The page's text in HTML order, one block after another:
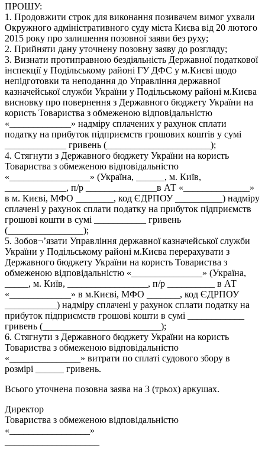
ПРОШУ:
1. Продовжити строк для виконання позивачем вимог ухвали
Окружного адміністративного суду міста Києва від 20 лютого
2015 року про залишення позовної заяви без руху;
2. Прийняти дану уточнену позовну заяву до розгляду;
3. Визнати протиправною бездіяльність Державної податкової
інспекції у Подільському районі ГУ ДФС у м.Києві щодо
непідготовки та неподання до Управління державної
казначейської служби України у Подільському районі м.Києва
висновку про повернення з Державного бюджету України на
користь Товариства з обмеженою відповідальністю
«_____________» надміру сплачених у рахунок сплати
податку на прибуток підприємств грошових коштів у сумі
_____________ гривень (______________________);
4. Стягнути з Державного бюджету України на користь
Товариства з обмеженою відповідальністю
«_________________» (Україна, ______, м. Київ,
_____________, п/р _______________в АТ «______________»
в м. Києві, МФО ________, код ЄДРПОУ __________) надміру
сплачені у рахунок сплати податку на прибуток підприємств
грошові кошти в сумі ___________ гривень
(________________);
5. Зобов¬ʼязати Управління державної казначейської служби
України у Подільському районі м.Києва перерахувати з
Державного бюджету України на користь Товариства з
обмеженою відповідальністю «_______________» (Україна,
_____, м. Київ, _________________, п/р __________ в АТ
«_____________» в м.Києві, МФО _______, код ЄДРПОУ
___________) надміру сплачені у рахунок сплати податку на
прибуток підприємств грошові кошти в сумі ____________
гривень (_________________________);
6. Стягнути з Державного бюджету України на користь
Товариства з обмеженою відповідальністю
«_______________» витрати по сплаті судового збору в
розмірі ______ гривень.
Всього уточнена позовна заява на 3 (трьох) аркушах.
Директор
Товариства з обмеженою відповідальністю
«_________________»